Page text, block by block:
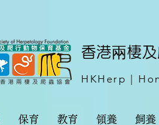
香港兩棲
HKHerp |
保育 教育 領養 飼養